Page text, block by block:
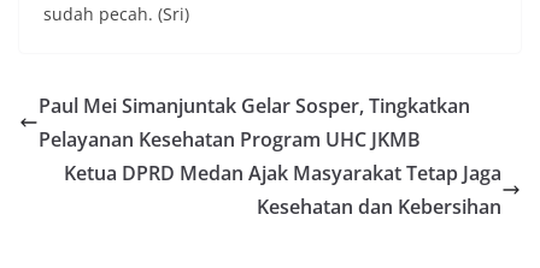
sudah pecah. (Sri)
Paul Mei Simanjuntak Gelar Sosper, Tingkatkan
Pelayanan Kesehatan Program UHC JKMB
Ketua DPRD Medan Ajak Masyarakat Tetap Jaga
Kesehatan dan Kebersihan